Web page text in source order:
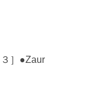
］●Zaur